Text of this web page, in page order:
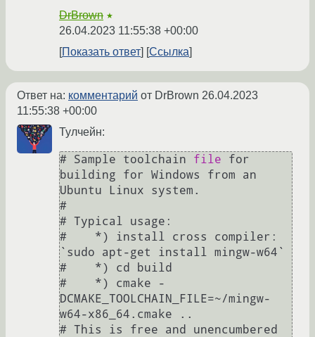
DrBrown ★
26.04.2023 11:55:38 +00:00
Показать ответ
Ссылка
Ответ на: комментарий от DrBrown 26.04.2023
11:55:38 +00:00
Тулчейн:
# Sample toolchain file for
building for Windows from an
Ubuntu Linux system.
#
# Typical usage:
#    *) install cross compiler:
`sudo apt-get install mingw-w64`
#    *) cd build
#    *) cmake -
DCMAKE_TOOLCHAIN_FILE=~/mingw-
w64-x86_64.cmake ..
# This is free and unencumbered